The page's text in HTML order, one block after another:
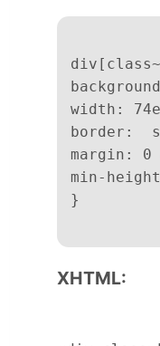
width:
border:
margin: 0
min-
}
XHTML: